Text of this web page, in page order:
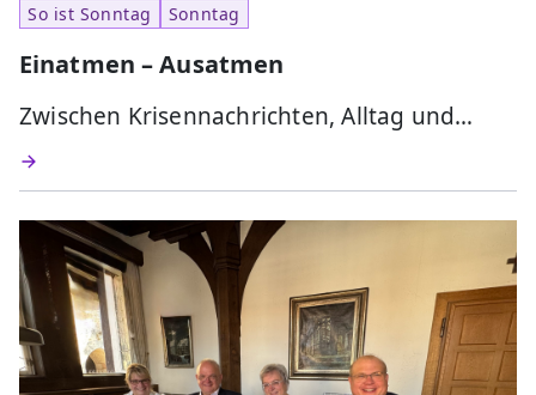
So ist Sonntag Sonntag
Einatmen – Ausatmen
Zwischen Krisennachrichten, Alltag und…